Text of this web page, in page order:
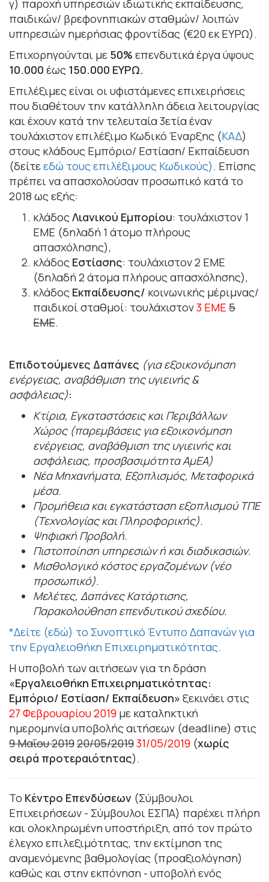
γ) παροχή υπηρεσιών ιδιωτικής εκπαίδευσης,
παιδικών/ βρεφονηπιακών σταθμών/ λοιπών
υπηρεσιών ημερήσιας φροντίδας (€20 εκ ΕΥΡΩ).
Επιχορηγούνται με 50% επενδυτικά έργα ύψους
10.000 έως 150.000 ΕΥΡΩ.
Επιλέξιμες είναι οι υφιστάμενες επιχειρήσεις
που διαθέτουν την κατάλληλη άδεια λειτουργίας
και έχουν κατά την τελευταία 3ετία έναν
τουλάχιστον επιλέξιμο Κωδικό Έναρξης (ΚΑΔ)
στους κλάδους Εμπόριο/ Εστίαση/ Εκπαίδευση
(δείτεεδώ τους επιλέξιμους Κωδικούς). Επίσης
πρέπει να απασχολούσαν προσωπικό κατά το
2018 ως εξής:
κλάδοςΛιανικού Εμπορίου: τουλάχιστον 1
ΕΜΕ (δηλαδή 1 άτομο πλήρους
απασχόλησης),
κλάδος Εστίασης: τουλάχιστον 2 ΕΜΕ
(δηλαδή 2 άτομα πλήρους απασχόλησης),
κλάδος Εκπαίδευσης/ κοινωνικής μέριμνας/
παιδικοί σταθμοί: τουλάχιστον3 ΕΜΕ 5
ΕΜΕ.
Επιδοτούμενες Δαπάνες (για εξοικονόμηση
ενέργειας, αναβάθμιση της υγιεινής &
ασφάλειας):
Κτίρια, Εγκαταστάσεις και Περιβάλλων
Χώρος (παρεμβάσεις για εξοικονόμηση
ενέργειας, αναβάθμιση της υγιεινής και
ασφάλειας, προσβασιμότητα ΑμΕΑ)
Νέα Μηχανήματα, Εξοπλισμός, Μεταφορικά
μέσα.
Προμήθεια και εγκατάσταση εξοπλισμού ΤΠΕ
(Τεχνολογίας και Πληροφορικής).
Ψηφιακή Προβολή.
Πιστοποίηση υπηρεσιών ή και διαδικασιών.
Μισθολογικό κόστος εργαζομένων (νέο
προσωπικό).
Μελέτες, Δαπάνες Κατάρτισης,
Παρακολούθηση επενδυτικού σχεδίου.
*Δείτε (εδώ) το Συνοπτικό Έντυπο Δαπανών για
την Εργαλειοθήκη Επιχειρηματικότητας.
Η υποβολή των αιτήσεων για τη δράση
«Εργαλειοθήκη Επιχειρηματικότητας:
Εμπόριο/ Εστίαση/ Εκπαίδευση» ξεκινάει στις
27 Φεβρουαρίου 2019 με καταληκτική
ημερομηνία υποβολής αιτήσεων (deadline) στις
9 Μαΐου 201920/05/201931/05/2019 (χωρίς
σειρά προτεραιότητας).
Το Κέντρο Επενδύσεων (Σύμβουλοι
Επιχειρήσεων - Σύμβουλοι ΕΣΠΑ) παρέχει πλήρη
και ολοκληρωμένη υποστήριξη, από τον πρώτο
έλεγχο επιλεξιμότητας, την εκτίμηση της
αναμενόμενης βαθμολογίας (προαξιολόγηση)
καθώς και στην εκπόνηση - υποβολή ενός